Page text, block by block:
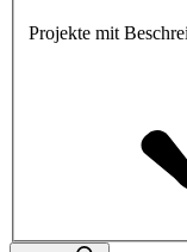
Projekte mit